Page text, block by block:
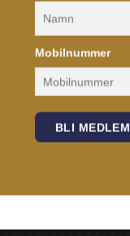
Mobilnummer
BLI MEDLEM